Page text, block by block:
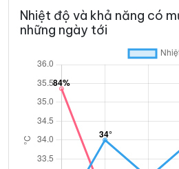
Nhiệt độ và khả năng có
những ngày tới